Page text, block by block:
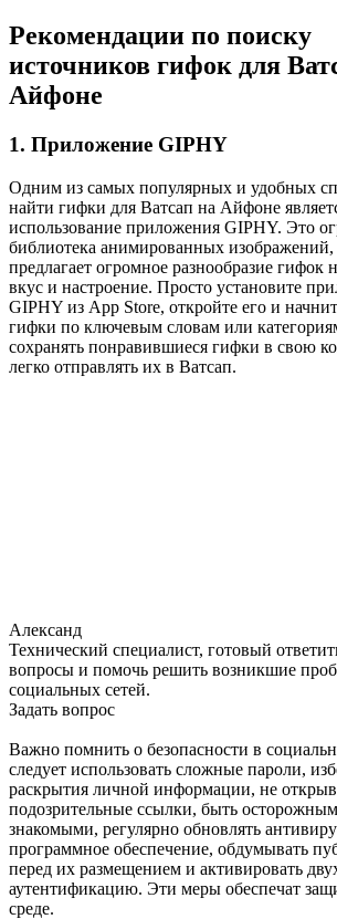
Рекомендации по поиску
источников гифок для
Айфоне
1. Приложение GIPHY
Одним из самых популярных и удобных
найти гифки для Ватсап на Айфоне
использование приложения GIPHY. Это
библиотека анимированных изображений,
предлагает огромное разнообразие гифок
вкус и настроение. Просто установите
GIPHY из App Store, откройте его и
гифки по ключевым словам или
сохранять понравившиеся гифки в свою
легко отправлять их в Ватсап.
Александ
Технический специалист, готовый
вопросы и помочь решить возникшие
социальных сетей.
Задать вопрос
Важно помнить о безопасности в
следует использовать сложные пароли,
раскрытия личной информации, не
подозрительные ссылки, быть
знакомыми, регулярно обновлять
программное обеспечение, обдумывать
перед их размещением и активировать
аутентификацию. Эти меры обеспечат
среде.